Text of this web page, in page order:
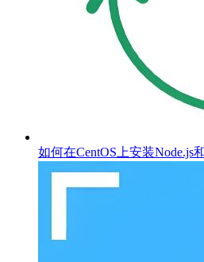
如何在CentOS上安装Node.js